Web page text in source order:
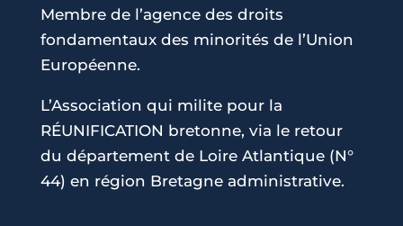
Membre de l’agence des droits
fondamentaux des minorités de l’Union
Européenne.
L’Association qui milite pour la
RÉUNIFICATION bretonne, via le retour
du département de Loire Atlantique (N°
44) en région Bretagne administrative.